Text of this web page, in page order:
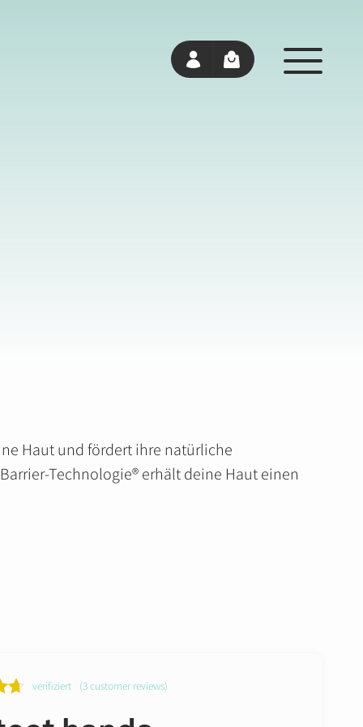
Haut und fördert ihre natürliche
Technologie® erhält deine Haut einen
verifiziert (3customer reviews)